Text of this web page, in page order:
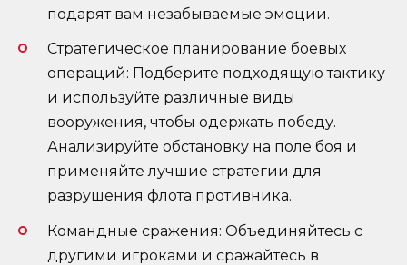
подарят вам незабываемые эмоции.
Стратегическое планирование боевых
операций: Подберите подходящую тактику
и используйте различные виды
вооружения, чтобы одержать победу.
Анализируйте обстановку на поле боя и
применяйте лучшие стратегии для
разрушения флота противника.
Командные сражения: Объединяйтесь с
другими игроками и сражайтесь в